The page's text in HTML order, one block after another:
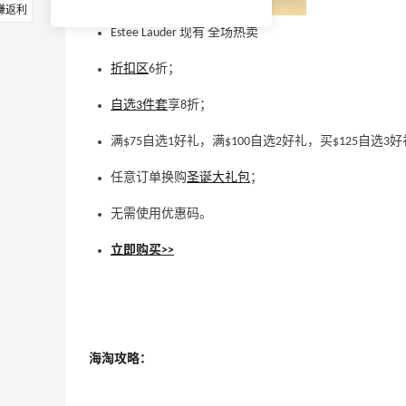
Estee Lauder 现有 全场热卖
折扣区6折；
自选3件套享8折；
满$75自选1好礼，满$100自选2好礼，买$125自选3好
任意订单换购圣诞大礼包；
无需使用优惠码。
立即购买>>
海淘攻略：
返利